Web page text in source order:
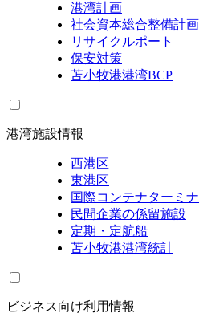
港湾計画
社会資本総合整備計画
リサイクルポート
保安対策
苫小牧港港湾BCP
港湾施設情報
西港区
東港区
国際コンテナターミ
民間企業の係留施設
定期・定航船
苫小牧港港湾統計
ビジネス向け利用情報